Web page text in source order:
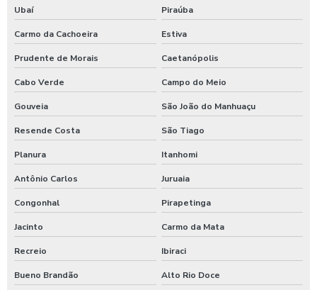
Ubaí Piraúba
Carmo da Cachoeira Estiva
Prudente de Morais Caetanópolis
Cabo Verde Campo do Meio
Gouveia São João do Manhuaçu
Resende Costa São Tiago
Planura Itanhomi
Antônio Carlos Juruaia
Congonhal Pirapetinga
Jacinto Carmo da Mata
Recreio Ibiraci
Bueno Brandão Alto Rio Doce